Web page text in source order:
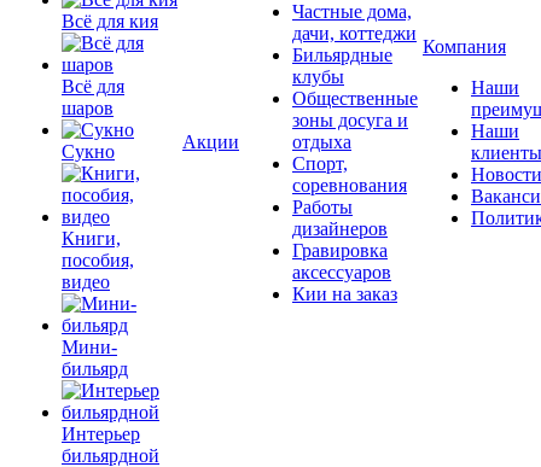
Всё для кия
Всё для
шаров
Сукно
Книги,
пособия,
видео
Мини-
бильярд
Интерьер
бильярдной
Акции
Частные дома,
дачи, коттеджи
Бильярдные
клубы
Общественные
зоны досуга и
отдыха
Спорт,
соревнования
Работы
дизайнеров
Гравировка
аксессуаров
Кии на заказ
Компания
Наши
Наши
клиенты
Новости